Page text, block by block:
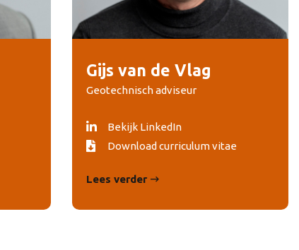
Gijs van de Vlag
Geotechnisch adviseur
Bekijk LinkedIn
Download curriculum vitae
Lees verder